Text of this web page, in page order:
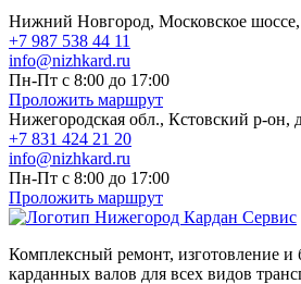
Нижний Новгород, Московское
+7 987 538 44 11
info@nizhkard.ru
Пн-Пт с 8:00 до 17:00
Проложить маршрут
Нижегородская обл., Кстовский р-он,
+7 831 424 21 20
info@nizhkard.ru
Пн-Пт с 8:00 до 17:00
Проложить маршрут
Комплексный ремонт, изготовление и
карданных валов для всех видов